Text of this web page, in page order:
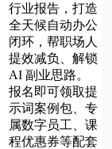
行业报告，打造
全天候自动办公
闭环，帮职场人
提效减负、解锁
AI 副业思路。
报名即可领取提
示词案例包、专
属数字员工、课
程优惠券等配套